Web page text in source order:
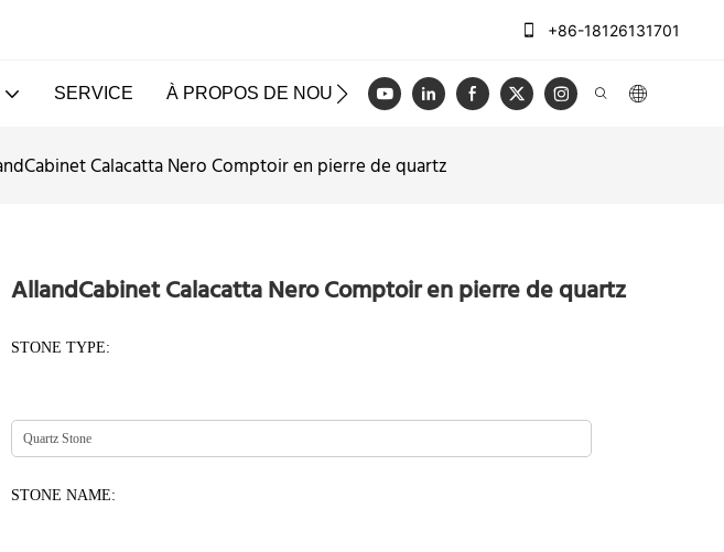
+86-18126131701
SERVICE À PROPOS DE NOUS CAS BLOG VIDÉO NOUS
Calacatta Nero Comptoir en pierre de quartz
AllandCabinet Calacatta Nero Comptoir en pierre de quartz
STONE TYPE:
STONE NAME: